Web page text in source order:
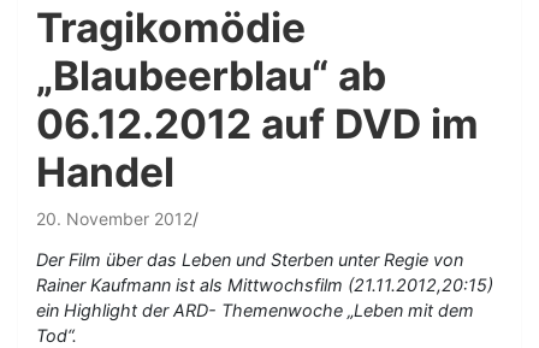
Tragikomödie
„Blaubeerblau“ ab
06.12.2012 auf DVD im
Handel
20. November 2012
Der Film über das Leben und Sterben unter Regie von
Rainer Kaufmann ist als Mittwochsfilm (21.11.2012,20:15)
ein Highlight der ARD- Themenwoche „Leben mit dem
Tod“.